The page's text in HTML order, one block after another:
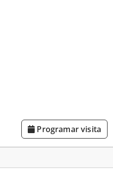
Programar visita